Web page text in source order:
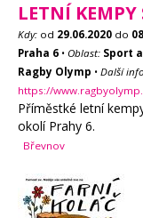
LETNÍ KEMPY
Kdy: od 29.06.2020 do
Praha 6 • Oblast: Sport
Ragby Olymp • Další
https://
Příměstké letní
okolí Prahy 6.
Břevnov